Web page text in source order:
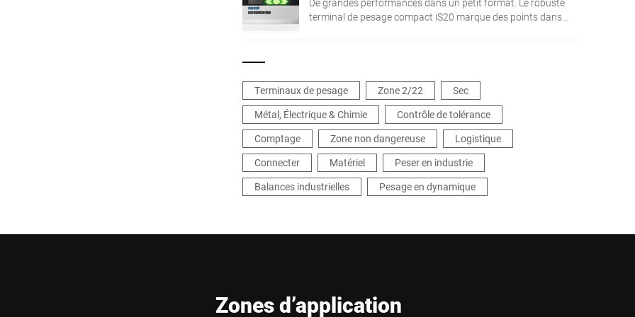
terminal de pesage compact iS20 marque des points dans
Terminaux de pesage
Zone 2/22
Sec
Métal, Électrique & Chimie
Contrôle de tolérance
Comptage
Zone non dangereuse
Logistique
Connecter
Matériel
Peser en industrie
Balances industrielles
Pesage en dynamique
Zones d’application